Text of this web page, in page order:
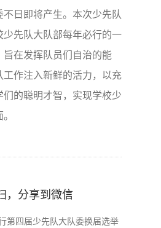
不日即将产生。本次少先队
少先队大队部每年必行的一
在发挥队员们自治的能
工作注入新鲜的活力，以充
们的聪明才智，实现学校少
，分享到微信